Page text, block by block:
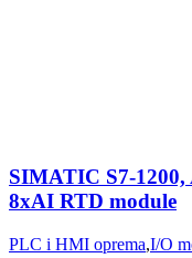
SIMATIC S7-
8xAI RTD module
PLC i HMI oprema,I/O